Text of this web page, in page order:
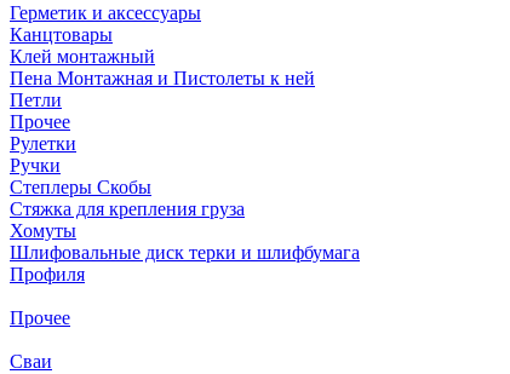
Герметик и аксессуары
Канцтовары
Клей монтажный
Пена Монтажная и Пистолеты к ней
Петли
Прочее
Рулетки
Ручки
Степлеры Скобы
Стяжка для крепления груза
Хомуты
Шлифовальные диск терки и шлифбумага
Профиля
Прочее
Сваи